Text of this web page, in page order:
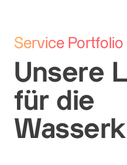
Service Portfolio
Unsere
für die